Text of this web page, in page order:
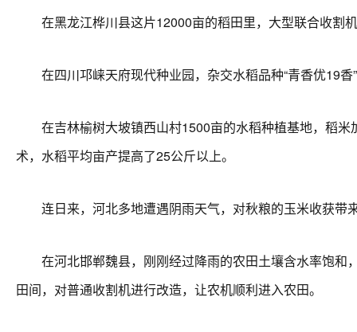
在黑龙江桦川县这片12000亩的稻田里，大型联合收割
在四川邛崃天府现代种业园，杂交水稻品种“青香优19
在吉林榆树大坡镇西山村1500亩的水稻种植基地，稻米
术，水稻平均亩产提高了25公斤以上。
连日来，河北多地遭遇阴雨天气，对秋粮的玉米收获带
在河北邯郸魏县，刚刚经过降雨的农田土壤含水率饱和
田间，对普通收割机进行改造，让农机顺利进入农田。